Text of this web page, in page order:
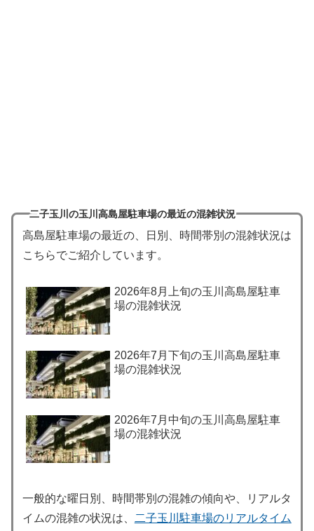
二子玉川の玉川高島屋駐車場の最近の混雑状況
高島屋駐車場の最近の、日別、時間帯別の混雑状況は
こちらでご紹介しています。
2026年8月上旬の玉川高島屋駐車
場の混雑状況
2026年7月下旬の玉川高島屋駐車
場の混雑状況
2026年7月中旬の玉川高島屋駐車
場の混雑状況
一般的な曜日別、時間帯別の混雑の傾向や、リアルタ
イムの混雑の状況は、
二子玉川駐車場のリアルタイム